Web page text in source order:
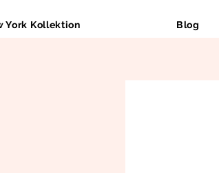
York Kollektion Blog